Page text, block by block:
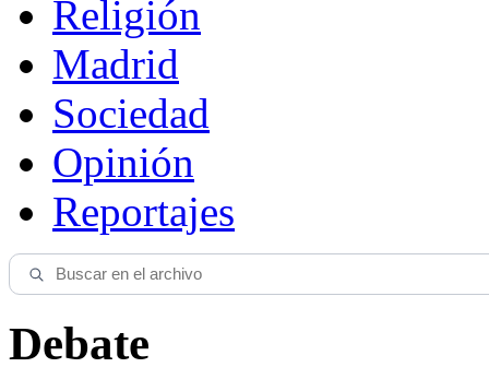
Religión
Madrid
Sociedad
Opinión
Reportajes
Debate